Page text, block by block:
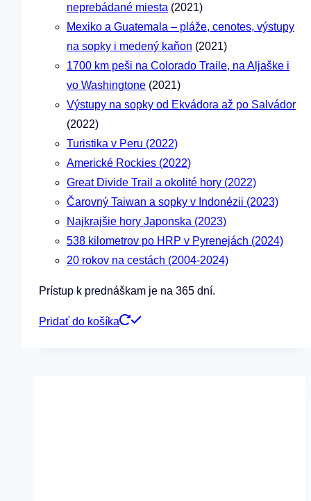
neprebádané miesta (2021)
Mexiko a Guatemala – pláže, cenotes, výstupy
na sopky i medený kaňon (2021)
1700 km peši na Colorado Traile, na Aljaške i
vo Washingtone (2021)
Výstupy na sopky od Ekvádora až po Salvádor
(2022)
Turistika v Peru (2022)
Americké Rockies (2022)
Great Divide Trail a okolité hory (2022)
Čarovný Taiwan a sopky v Indonézii (2023)
Najkrajšie hory Japonska (2023)
538 kilometrov po HRP v Pyrenejách (2024)
20 rokov na cestách (2004-2024)
Prístup k prednáškam je na 365 dní.
Pridať do košíka